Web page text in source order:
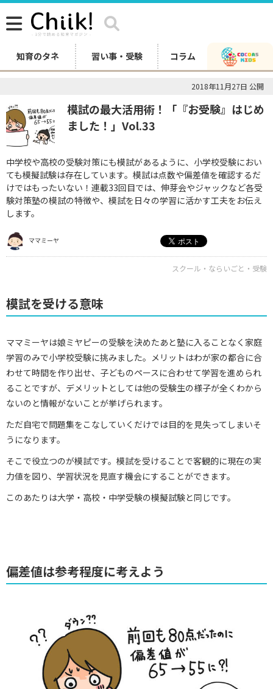
知育のタネ 習い事・受験 コラム
2018年11月27日 公開
模試の最大活用術！「『お受験』はじめ
ました！」Vol.33
中学校や高校の受験対策にも模試があるように、小学校受験におい
ても模擬試験は存在しています。模試は点数や偏差値を確認するだ
けではもったいない！連載33回目では、伸芽会やジャックなど各受
験対策塾の模試の特徴や、模試を日々の学習に活かす工夫をお伝え
します。
ママミーヤ
スクール・ならいごと・受験
模試を受ける意味
ママミーヤは娘ミヤピーの受験を決めたあと塾に入ることなく家庭
学習のみで小学校受験に挑みました。メリットはわが家の都合に合
わせて時間を作り出せ、子どものペースに合わせて学習を進められ
ることですが、デメリットとしては他の受験生の様子が全くわから
ないのと情報がないことが挙げられます。
ただ自宅で問題集をこなしていくだけでは目的を見失ってしまいそ
うになります。
そこで役立つのが模試です。模試を受けることで客観的に現在の実
力値を図り、学習状況を見直す機会にすることができます。
このあたりは大学・高校・中学受験の模擬試験と同じです。
偏差値は参考程度に考えよう